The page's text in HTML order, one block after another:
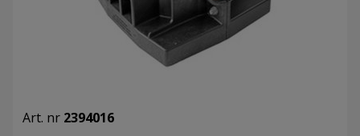
Art. nr 2394016